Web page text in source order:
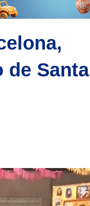
de Santa